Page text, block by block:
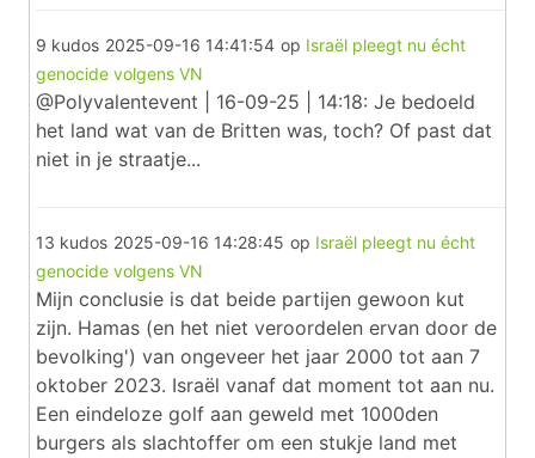
9 kudos 2025-09-16 14:41:54 op Israël pleegt nu écht
genocide volgens VN
@Polyvalentevent | 16-09-25 | 14:18: Je bedoeld
het land wat van de Britten was, toch? Of past dat
niet in je straatje...
13 kudos 2025-09-16 14:28:45 op Israël pleegt nu écht
genocide volgens VN
Mijn conclusie is dat beide partijen gewoon kut
zijn. Hamas (en het niet veroordelen ervan door de
bevolking') van ongeveer het jaar 2000 tot aan 7
oktober 2023. Israël vanaf dat moment tot aan nu.
Een eindeloze golf aan geweld met 1000den
burgers als slachtoffer om een stukje land met